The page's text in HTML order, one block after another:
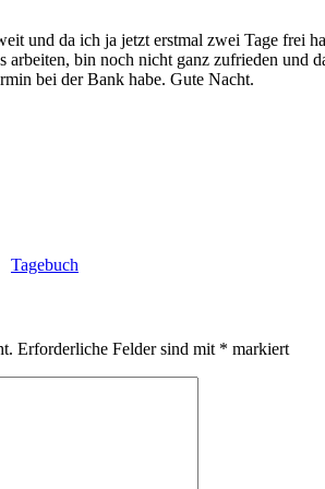
und da ich ja jetzt erstmal zwei Tage frei
arbeiten, bin noch nicht ganz zufrieden
bei der Bank habe. Gute Nacht.
Tagebuch
Erforderliche Felder sind mit * markiert